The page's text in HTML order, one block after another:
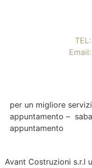
per un migliore
appuntamento –
appuntamento
Avant Costruzioni s.r.l